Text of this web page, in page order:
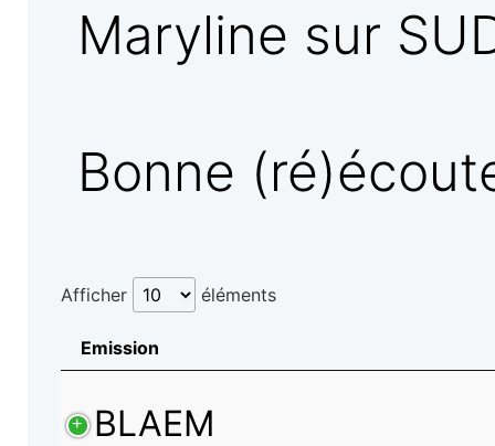
Maryline sur
Bonne
Afficher éléments
Emission
BLAEM